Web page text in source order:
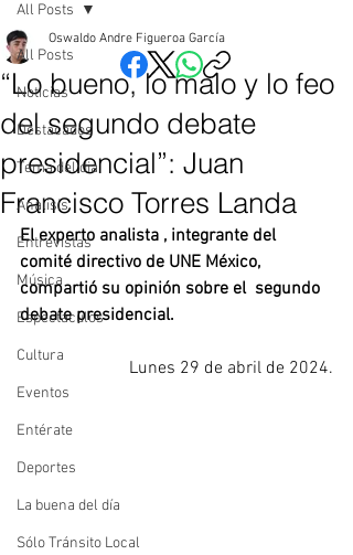
All Posts
Noticias
Destacados
Tema del dia
Analisis
Entrevistas
Música
Espectáculos
Cultura
Eventos
Entérate
Deportes
La buena del día
Sólo Tránsito Local
All Posts
“Lo bueno, lo malo y lo feo
del segundo debate
presidencial”: Juan
Francisco Torres Landa
Oswaldo Andre Figueroa García
El experto analista , integrante del
comité directivo de UNE México,
compartió su opinión sobre el  segundo
debate presidencial.
Lunes 29 de abril de 2024.